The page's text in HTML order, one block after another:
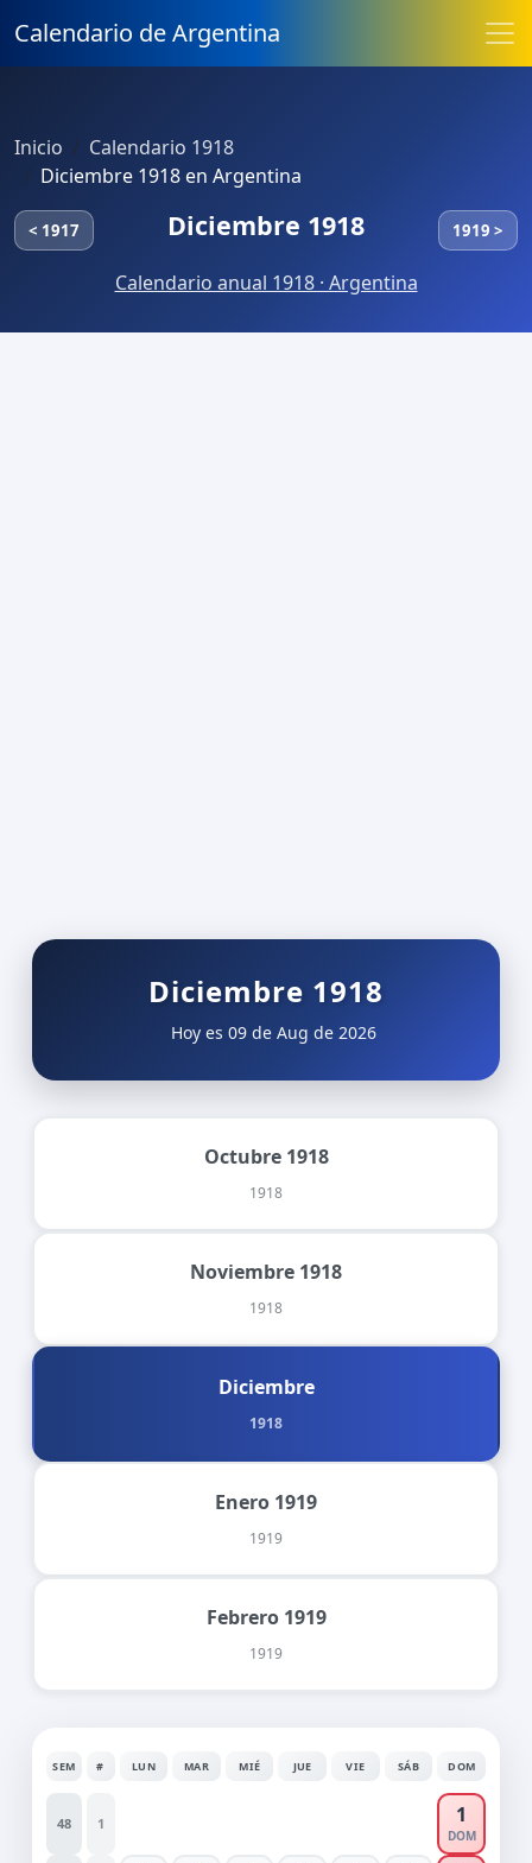
Calendario de Argentina
Inicio
Calendario 1918
Diciembre 1918 en Argentina
< 1917 Diciembre 1918 1919 >
Calendario anual 1918 · Argentina
Diciembre 1918
Hoy es 09 de Aug de 2026
Octubre 1918
1918
Noviembre 1918
1918
Diciembre
1918
Enero 1919
1919
Febrero 1919
1919
SEM # LUN MAR MIÉ JUE VIE SÁB DOM
48 1 1
DOM